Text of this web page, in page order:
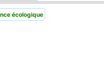
écologique